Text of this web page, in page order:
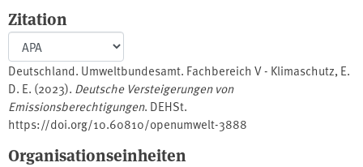
Zitation
Deutschland. Umweltbundesamt. Fachbereich V - Klimaschutz, E.
D. E. (2023). Deutsche Versteigerungen von
Emissionsberechtigungen. DEHSt.
https://doi.org/10.60810/openumwelt-3888
Organisationseinheiten